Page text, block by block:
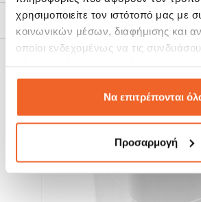
χρησιμοποιείτε τον ιστότοπό μας με
κοινωνικών μέσων, διαφήμισης και
οποίοι ενδεχομένως να τις
έχουν συλλέξει σε σχέση με την από
των υπηρεσιών τους.Να επιτρέπονται
Προσαρμογή
Πολιτική Επιστροφών
SALE!
-20%